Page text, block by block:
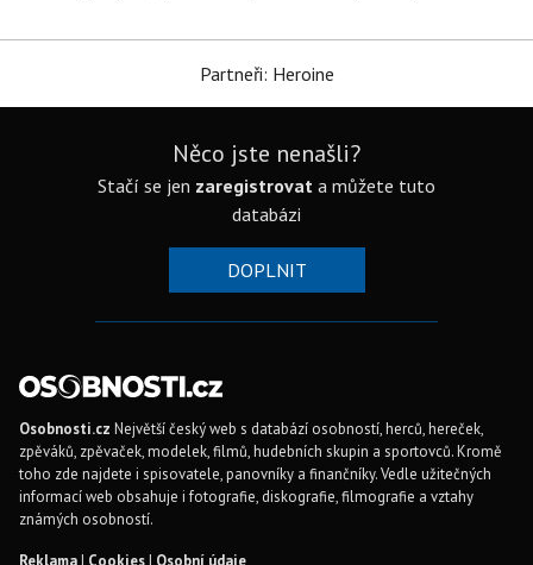
Partneři: Heroine
Něco jste nenašli?
Stačí se jen zaregistrovat a můžete tuto
databázi
DOPLNIT
Osobnosti.cz Největší český web s databází osobností, herců, hereček,
zpěváků, zpěvaček, modelek, filmů, hudebních skupin a sportovců. Kromě
toho zde najdete i spisovatele, panovníky a finančníky. Vedle užitečných
informací web obsahuje i fotografie, diskografie, filmografie a vztahy
známých osobností.
Reklama| Cookies| Osobní údaje